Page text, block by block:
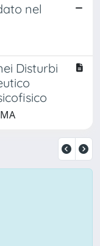
nel
Disturbi